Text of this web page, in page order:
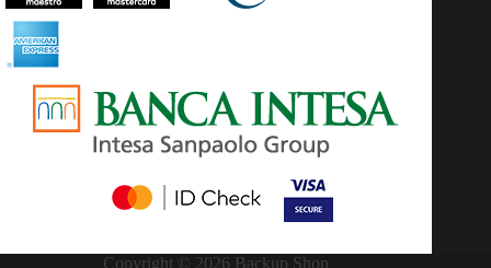
Copyright © 2026 Backup Shop